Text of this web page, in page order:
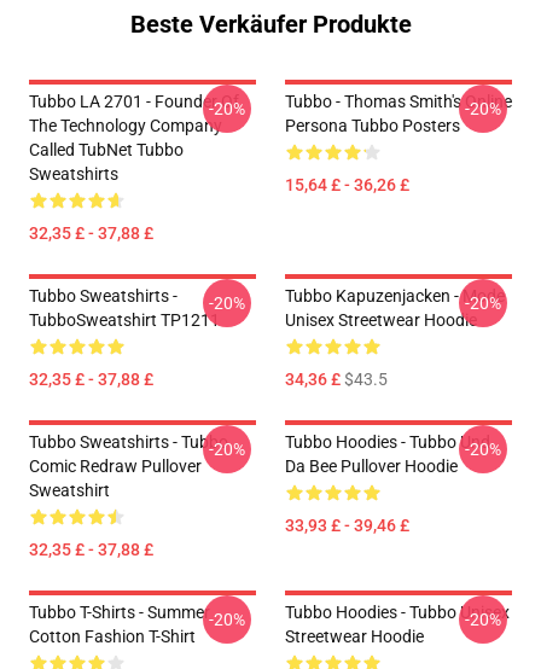
Beste Verkäufer Produkte
Tubbo LA 2701 - Founder Of
The Technology Company
Called TubNet Tubbo
Sweatshirts
32,35 £ - 37,88 £
-20%
Tubbo - Thomas Smith's Online
Persona Tubbo Posters
15,64 £ - 36,26 £
-20%
Tubbo Sweatshirts -
TubboSweatshirt TP1211
32,35 £ - 37,88 £
-20%
Tubbo Kapuzenjacken - Mode
Unisex Streetwear Hoodie
34,36 £$43.5
-20%
Tubbo Sweatshirts - Tubbo
Comic Redraw Pullover
Sweatshirt
32,35 £ - 37,88 £
-20%
Tubbo Hoodies - Tubbo Und
Da Bee Pullover Hoodie
33,93 £ - 39,46 £
-20%
Tubbo T-Shirts - Summer
Cotton Fashion T-Shirt
-20%
Tubbo Hoodies - Tubbo Unisex
Streetwear Hoodie
-20%